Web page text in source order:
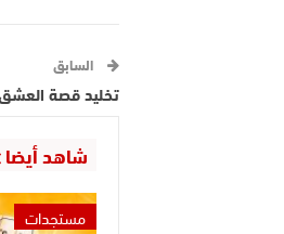
السابق
تخليد قصة
شاهد أيضا
مستجدات